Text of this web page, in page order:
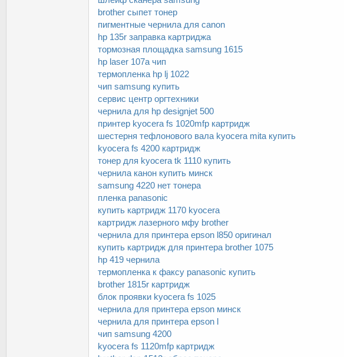
brother сыпет тонер
пигментные чернила для canon
hp 135r заправка картриджа
тормозная площадка samsung 1615
hp laser 107a чип
термопленка hp lj 1022
чип samsung купить
сервис центр оргтехники
чернила для hp designjet 500
принтер kyocera fs 1020mfp картридж
шестерня тефлонового вала kyocera mita купить
kyocera fs 4200 картридж
тонер для kyocera tk 1110 купить
чернила канон купить минск
samsung 4220 нет тонера
пленка panasonic
купить картридж 1170 kyocera
картридж лазерного мфу brother
чернила для принтера epson l850 оригинал
купить картридж для принтера brother 1075
hp 419 чернила
термопленка к факсу panasonic купить
brother 1815r картридж
блок проявки kyocera fs 1025
чернила для принтера epson минск
чернила для принтера epson l
чип samsung 4200
kyocera fs 1120mfp картридж